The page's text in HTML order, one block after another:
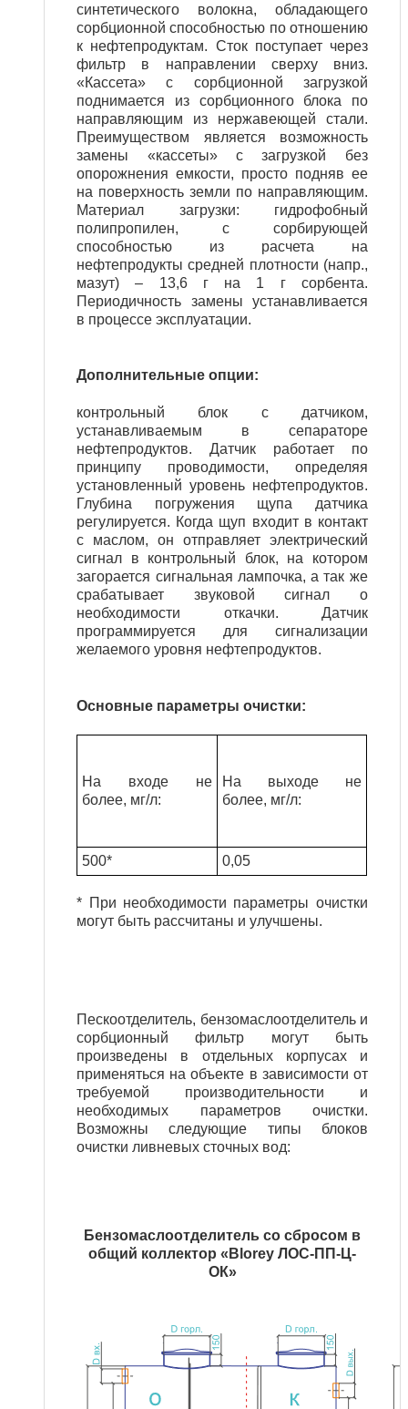
синтетического волокна, обладающего
сорбционной способностью по отношению
к нефтепродуктам. Сток поступает через
фильтр в направлении сверху вниз.
«Кассета» с сорбционной загрузкой
поднимается из сорбционного блока по
направляющим из нержавеющей стали.
Преимуществом является возможность
замены «кассеты» с загрузкой без
опорожнения емкости, просто подняв ее
на поверхность земли по направляющим.
Материал загрузки: гидрофобный
полипропилен, с сорбирующей
способностью из расчета на
нефтепродукты средней плотности (напр.,
мазут) – 13,6 г на 1 г сорбента.
Периодичность замены устанавливается
в процессе эксплуатации.
Дополнительные опции:
контрольный блок с датчиком,
устанавливаемым в сепараторе
нефтепродуктов. Датчик работает по
принципу проводимости, определяя
установленный уровень нефтепродуктов.
Глубина погружения щупа датчика
регулируется. Когда щуп входит в контакт
с маслом, он отправляет электрический
сигнал в контрольный блок, на котором
загорается сигнальная лампочка, а так же
срабатывает звуковой сигнал о
необходимости откачки. Датчик
программируется для сигнализации
желаемого уровня нефтепродуктов.
Основные параметры очистки:
На входе не
более, мг/л:
На выходе не
более, мг/л:
500* 0,05
* При необходимости параметры очистки
могут быть рассчитаны и улучшены.
Пескоотделитель, бензомаслоотделитель и
сорбционный фильтр могут быть
произведены в отдельных корпусах и
применяться на объекте в зависимости от
требуемой производительности и
необходимых параметров очистки.
Возможны следующие типы блоков
очистки ливневых сточных вод:
Бензомаслоотделитель со сбросом в
общий коллектор «Blorey ЛОС-ПП-Ц-
ОК»